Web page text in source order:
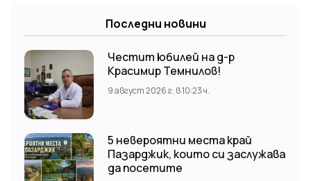
Последни новини
Честит юбилей на д-р
Красимир Темнилов!
9 август 2026 г. в 10:23 ч.
5 невероятни места край
Пазарджик, които си заслужава
да посетите